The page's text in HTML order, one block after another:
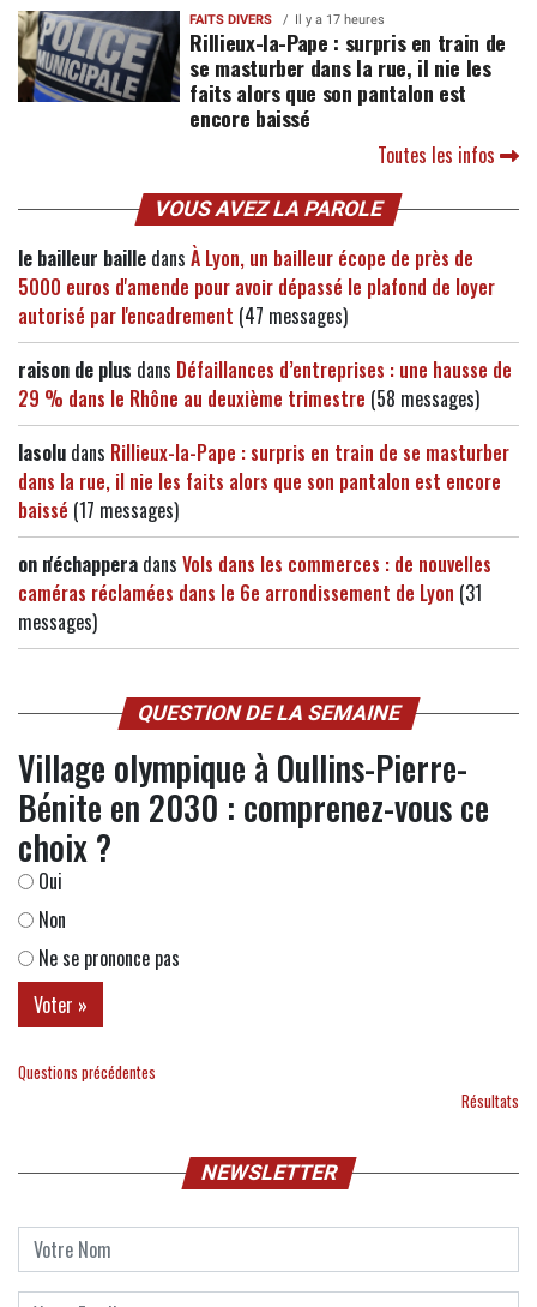
FAITS DIVERS Il y a 17 heures
Rillieux-la-Pape : surpris en train de
se masturber dans la rue, il nie les
faits alors que son pantalon est
encore baissé
Toutes les infos
VOUS AVEZ LA PAROLE
le bailleur baille dans À Lyon, un bailleur écope de près de
5000 euros d'amende pour avoir dépassé le plafond de loyer
autorisé par l'encadrement (47 messages)
raison de plus dans Défaillances d’entreprises : une hausse de
29 % dans le Rhône au deuxième trimestre (58 messages)
lasolu dans Rillieux-la-Pape : surpris en train de se masturber
dans la rue, il nie les faits alors que son pantalon est encore
baissé (17 messages)
on n'échappera dans Vols dans les commerces : de nouvelles
caméras réclamées dans le 6e arrondissement de Lyon (31
messages)
QUESTION DE LA SEMAINE
Village olympique à Oullins-Pierre-
Bénite en 2030 : comprenez-vous ce
choix ?
Oui
Non
Ne se prononce pas
Questions précédentes
Résultats
NEWSLETTER